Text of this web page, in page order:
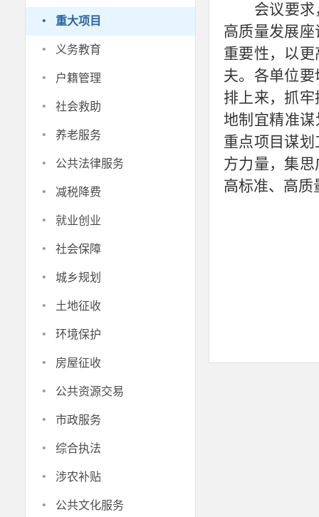
· 重大项目
· 义务教育
· 户籍管理
· 社会救助
· 养老服务
· 公共法律服务
· 减税降费
· 就业创业
· 社会保障
· 城乡规划
· 土地征收
· 环境保护
· 房屋征收
· 公共资源交易
· 市政服务
· 综合执法
· 涉农补贴
· 公共文化服务
会议要
高质量发展
重要性，以
夫。各单位
排上来，抓
地制宜精准
重点项目谋
方力量，集
高标准、高质